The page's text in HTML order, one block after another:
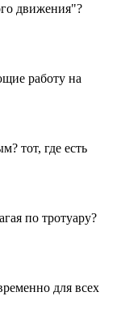
движения"?
работу на
тот, где есть
по тротуару?
для всех